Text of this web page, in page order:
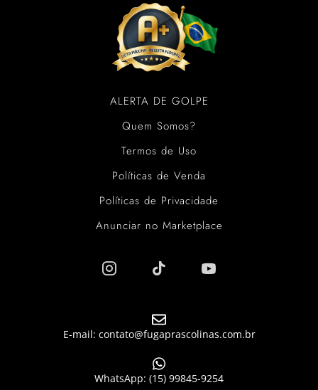
ALERTA DE GOLPE
Quem Somos?
Termos de Uso
Políticas de Venda
Políticas de Privacidade
Anunciar no Marketplace
E-mail: contato@fugaprascolinas.com.br
WhatsApp: (15) 99845-9254